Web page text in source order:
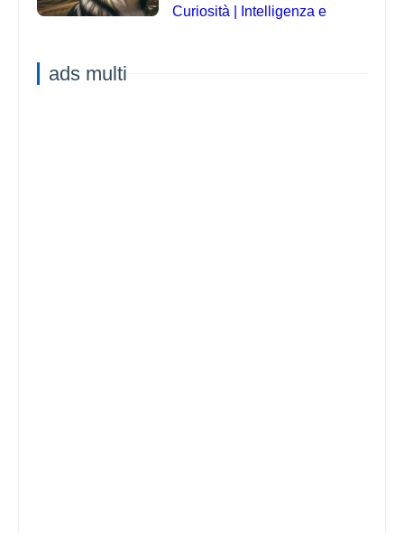
Curiosità | Intelligenza e
ads multi